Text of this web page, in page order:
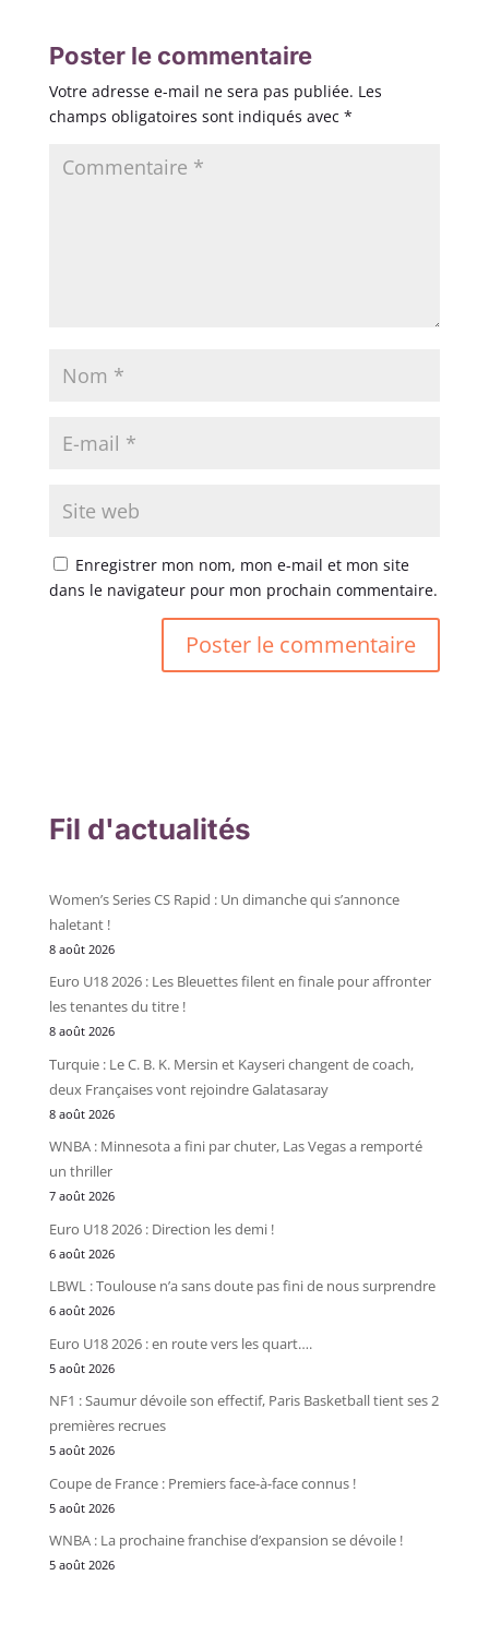
Poster le commentaire
Votre adresse e-mail ne sera pas publiée. Les
champs obligatoires sont indiqués avec *
Enregistrer mon nom, mon e-mail et mon site
dans le navigateur pour mon prochain commentaire.
Fil d'actualités
Women’s Series CS Rapid : Un dimanche qui s’annonce
haletant !
8 août 2026
Euro U18 2026 : Les Bleuettes filent en finale pour affronter
les tenantes du titre !
8 août 2026
Turquie : Le C. B. K. Mersin et Kayseri changent de coach,
deux Françaises vont rejoindre Galatasaray
8 août 2026
WNBA : Minnesota a fini par chuter, Las Vegas a remporté
un thriller
7 août 2026
Euro U18 2026 : Direction les demi !
6 août 2026
LBWL : Toulouse n’a sans doute pas fini de nous surprendre
6 août 2026
Euro U18 2026 : en route vers les quart….
5 août 2026
NF1 : Saumur dévoile son effectif, Paris Basketball tient ses 2
premières recrues
5 août 2026
Coupe de France : Premiers face-à-face connus !
5 août 2026
WNBA : La prochaine franchise d’expansion se dévoile !
5 août 2026